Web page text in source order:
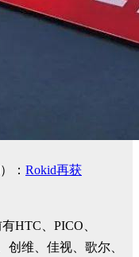
： Rokid再获
HTC、PICO、
创维、佳视、歌尔、